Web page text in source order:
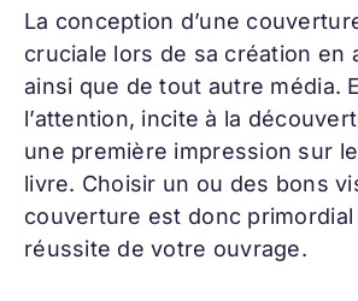
La conception d’une
cruciale lors de sa création en
ainsi que de tout autre média.
l’attention, incite à la
une première impression sur
livre. Choisir un ou des bons
couverture est donc primordial
réussite de votre ouvrage.